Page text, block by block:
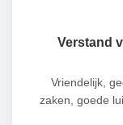
Verstand
Vriendelijk,
zaken, goede